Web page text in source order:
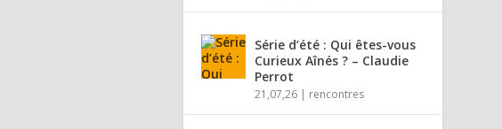
Série d’été : Qui êtes-vous
Curieux Aînés ? – Claudie
Perrot
21,07,26 | rencontres